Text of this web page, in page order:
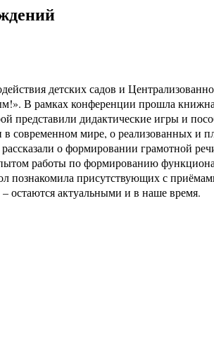
детских садов и
В рамках конференции прошла
представили дидактические игры и
современном мире, о реализованных и
о формировании грамотной
работы по формированию
познакомила присутствующих с
остаются актуальными и в наше время.